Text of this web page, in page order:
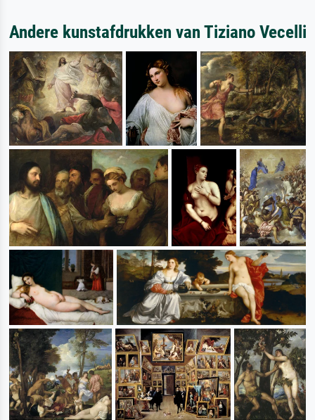
Andere kunstafdrukken van Tiziano Vecelli